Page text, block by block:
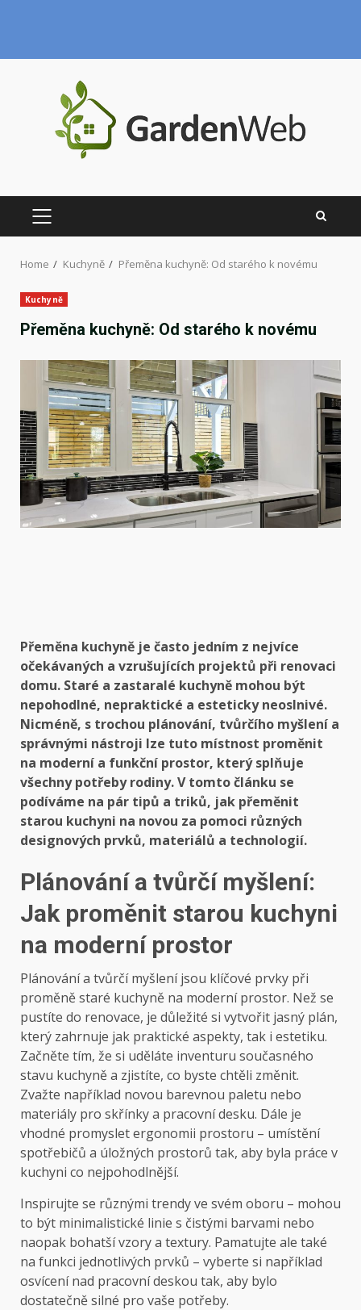
PRIMARY
Home Kuchyně Přeměna kuchyně: Od starého k novému
Kuchyně
Přeměna kuchyně: Od starého k novému
Přeměna kuchyně je často jedním z nejvíce
očekávaných a vzrušujících projektů při renovaci
domu. Staré a zastaralé kuchyně mohou být
nepohodlné, nepraktické a esteticky neoslnivé.
Nicméně, s trochou plánování, tvůrčího myšlení a
správnými nástroji lze tuto místnost proměnit
na moderní a funkční prostor, který splňuje
všechny potřeby rodiny. V tomto článku se
podíváme na pár tipů a triků, jak přeměnit
starou kuchyni na novou za pomoci různých
designových prvků, materiálů a technologií.
Plánování a tvůrčí myšlení:
Jak proměnit starou kuchyni
na moderní prostor
Plánování a tvůrčí myšlení jsou klíčové prvky při
proměně staré kuchyně na moderní prostor. Než se
pustíte do renovace, je důležité si vytvořit jasný plán,
který zahrnuje jak praktické aspekty, tak i estetiku.
Začněte tím, že si uděláte inventuru současného
stavu kuchyně a zjistíte, co byste chtěli změnit.
Zvažte například novou barevnou paletu nebo
materiály pro skřínky a pracovní desku. Dále je
vhodné promyslet ergonomii prostoru – umístění
spotřebičů a úložných prostorů tak, aby byla práce v
kuchyni co nejpohodlnější.
Inspirujte se různými trendy ve svém oboru – mohou
to být minimalistické linie s čistými barvami nebo
naopak bohatší vzory a textury. Pamatujte ale také
na funkci jednotlivých prvků – vyberte si například
osvícení nad pracovní deskou tak, aby bylo
dostatečně silné pro vaše potřeby.